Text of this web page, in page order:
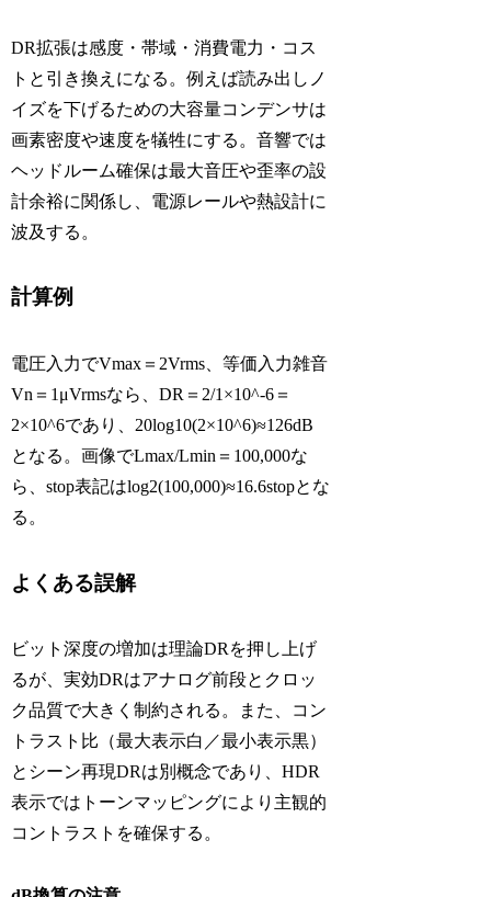
DR拡張は感度・帯域・消費電力・コス
トと引き換えになる。例えば読み出しノ
イズを下げるための大容量コンデンサは
画素密度や速度を犠牲にする。音響では
ヘッドルーム確保は最大音圧や歪率の設
計余裕に関係し、電源レールや熱設計に
波及する。
計算例
電圧入力でVmax＝2Vrms、等価入力雑音
Vn＝1μVrmsなら、DR＝2/1×10^-6＝
2×10^6であり、20log10(2×10^6)≈126dB
となる。画像でLmax/Lmin＝100,000な
ら、stop表記はlog2(100,000)≈16.6stopとな
る。
よくある誤解
ビット深度の増加は理論DRを押し上げ
るが、実効DRはアナログ前段とクロッ
ク品質で大きく制約される。また、コン
トラスト比（最大表示白／最小表示黒）
とシーン再現DRは別概念であり、HDR
表示ではトーンマッピングにより主観的
コントラストを確保する。